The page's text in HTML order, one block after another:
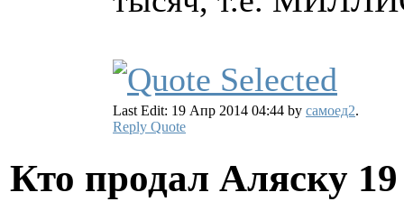
Last Edit: 19 Апр 2014 04:44 by самоед2.
Reply Quote
Кто продал Аляску